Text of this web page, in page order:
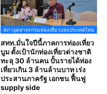
สภาอุตสาหกรรมท่องเที่ยวแห่งประเทศไทย
สทท.มั่นใจปีนี้ภาคการท่องเที่ยว
บูม ตั้งเป้านักท่องเที่ยวต่างชาติ
ทะลุ 30 ล้านคน ปั้นรายได้ท่อง
เที่ยวเกิน 3 ล้านล้านบาท เร่ง
ประสานภาครัฐ เอกชน ฟื้นฟู
supply side